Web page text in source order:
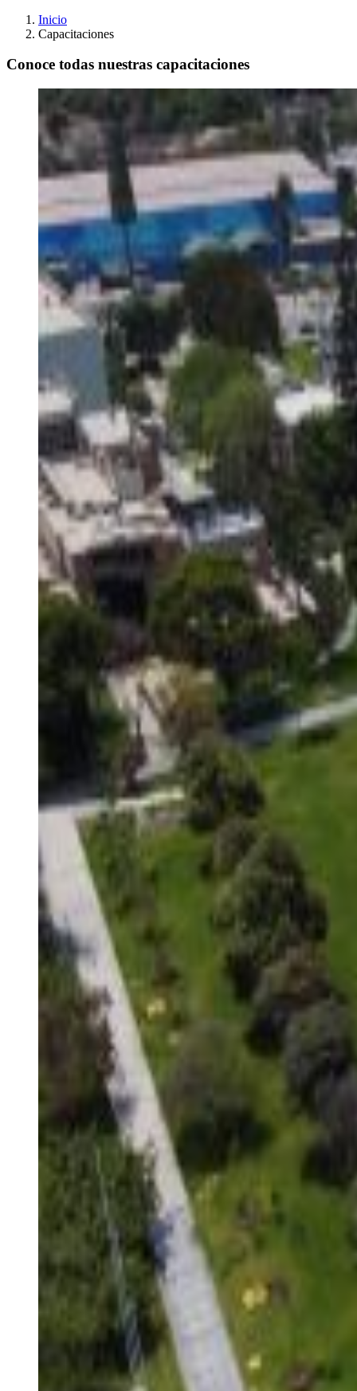
Inicio
Capacitaciones
Conoce todas nuestras capacitaciones